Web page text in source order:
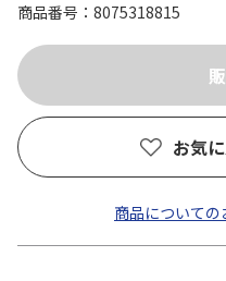
商品番号
8075318815
お気
商品について